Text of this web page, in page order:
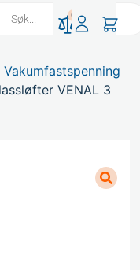
0
Vakumfastspenning
VENAL 3